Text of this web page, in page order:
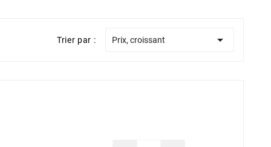
Trier par : Prix, croissant 